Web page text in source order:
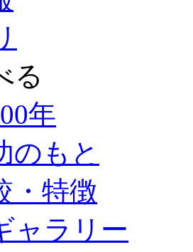
る
年
のもと
・特徴
ャラリー